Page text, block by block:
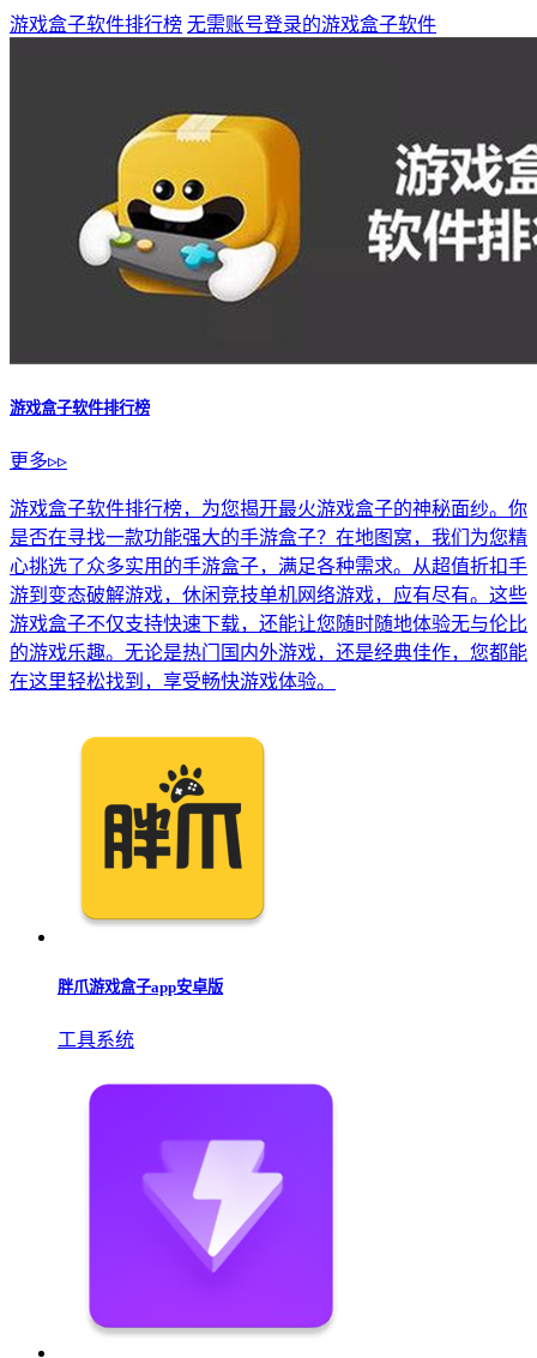
游戏盒子软件排行榜 无需账号登录的游戏盒子软件
游戏盒子软件排行榜
更多▹▹
游戏盒子软件排行榜，为您揭开最火游戏盒子的神秘面纱。你
是否在寻找一款功能强大的手游盒子？在地图窝，我们为您精
心挑选了众多实用的手游盒子，满足各种需求。从超值折扣手
游到变态破解游戏，休闲竞技单机网络游戏，应有尽有。这些
游戏盒子不仅支持快速下载，还能让您随时随地体验无与伦比
的游戏乐趣。无论是热门国内外游戏，还是经典佳作，您都能
在这里轻松找到，享受畅快游戏体验。
胖爪游戏盒子app安卓版
工具系统